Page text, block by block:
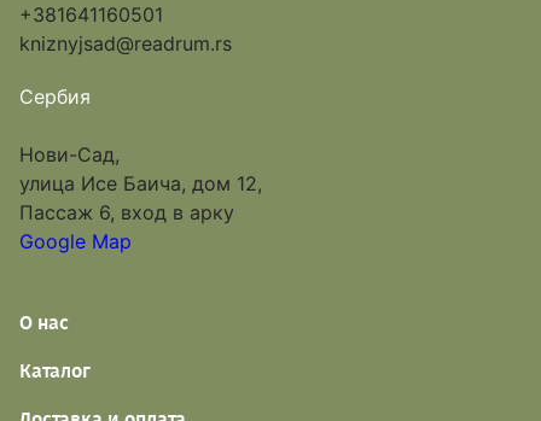
+381641160501
kniznyjsad@readrum.rs
Сербия
Нови-Сад,
улица Исе Баича, дом 12,
Пассаж 6, вход в арку
Google Map
О нас
Каталог